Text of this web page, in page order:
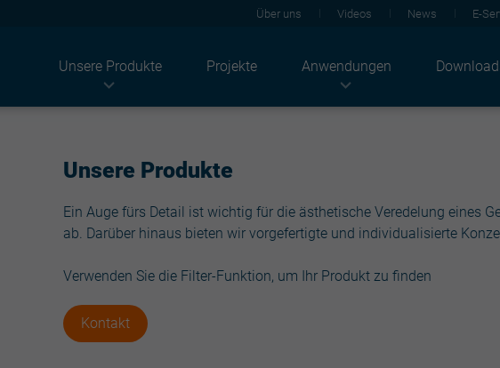
Unsere Produkte
Dachbleche
JI Solar
Façade
Sandwichplatten
Tragschale
Trockenbau
Light solutions
Projekte Anwendungen
Landwirtschaft
Industriegebäude
Dienstleistungssektor
Akustik
Thermik
Solar
CO2-Neutralität
Beschichtung
Über uns Videos News E-
Unsere Produkte
Ein Auge fürs Detail ist wichtig für die ästhetische Veredelung eines
ab. Darüber hinaus bieten wir vorgefertigte und individualisierte
Verwenden Sie die Filter-Funktion, um Ihr Produkt zu finden
Kontakt